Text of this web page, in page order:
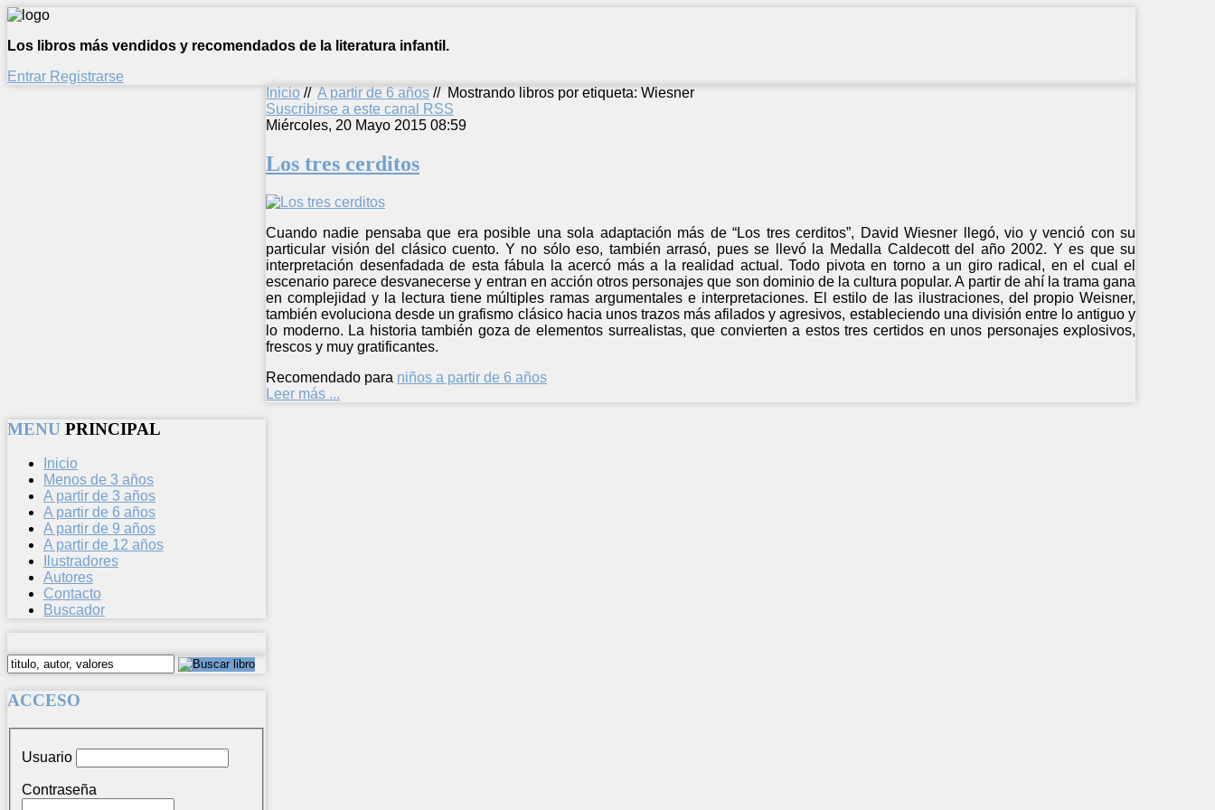
Los libros más vendidos y recomendados de la literatura infantil.
Entrar Registrarse
Inicio // A partir de 6 años // Mostrando libros por etiqueta: Wiesner
Suscribirse a este canal RSS
Miércoles, 20 Mayo 2015 08:59
Los tres cerditos
Cuando nadie pensaba que era posible una sola adaptación más de “Los tres cerditos”, David Wiesner llegó, vio y venció con su
particular visión del clásico cuento. Y no sólo eso, también arrasó, pues se llevó la Medalla Caldecott del año 2002. Y es que su
interpretación desenfadada de esta fábula la acercó más a la realidad actual. Todo pivota en torno a un giro radical, en el cual el
escenario parece desvanecerse y entran en acción otros personajes que son dominio de la cultura popular. A partir de ahí la trama gana
en complejidad y la lectura tiene múltiples ramas argumentales e interpretaciones. El estilo de las ilustraciones, del propio Weisner,
también evoluciona desde un grafismo clásico hacia unos trazos más afilados y agresivos, estableciendo una división entre lo antiguo y
lo moderno. La historia también goza de elementos surrealistas, que convierten a estos tres certidos en unos personajes explosivos,
frescos y muy gratificantes.
Recomendado para niños a partir de 6 años
Leer más ...
MENU PRINCIPAL
Inicio
Menos de 3 años
A partir de 3 años
A partir de 6 años
A partir de 9 años
A partir de 12 años
Ilustradores
Autores
Contacto
Buscador
ACCESO
Usuario
Contraseña